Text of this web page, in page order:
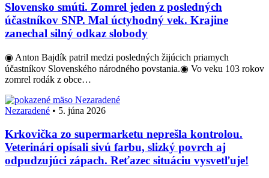
Slovensko smúti. Zomrel jeden z posledných
účastníkov SNP. Mal úctyhodný vek. Krajine
zanechal silný odkaz slobody
◉ Anton Bajdík patril medzi posledných žijúcich priamych
účastníkov Slovenského národného povstania.◉ Vo veku 103 rokov
zomrel rodák z obce…
Nezaradené
Nezaradené • 5. júna 2026
Krkovička zo supermarketu neprešla kontrolou.
Veterinári opísali sivú farbu, slizký povrch aj
odpudzujúci zápach. Reťazec situáciu vysvetľuje!